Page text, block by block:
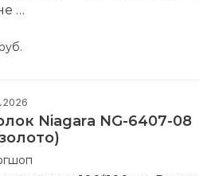
Niagara NG-6407-08